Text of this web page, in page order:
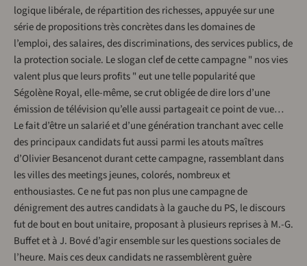
logique libérale, de répartition des richesses, appuyée sur une
série de propositions très concrètes dans les domaines de
l’emploi, des salaires, des discriminations, des services publics, de
la protection sociale. Le slogan clef de cette campagne " nos vies
valent plus que leurs profits " eut une telle popularité que
Ségolène Royal, elle-même, se crut obligée de dire lors d’une
émission de télévision qu’elle aussi partageait ce point de vue…
Le fait d’être un salarié et d’une génération tranchant avec celle
des principaux candidats fut aussi parmi les atouts maîtres
d’Olivier Besancenot durant cette campagne, rassemblant dans
les villes des meetings jeunes, colorés, nombreux et
enthousiastes. Ce ne fut pas non plus une campagne de
dénigrement des autres candidats à la gauche du PS, le discours
fut de bout en bout unitaire, proposant à plusieurs reprises à M.-G.
Buffet et à J. Bové d’agir ensemble sur les questions sociales de
l’heure. Mais ces deux candidats ne rassemblèrent guère